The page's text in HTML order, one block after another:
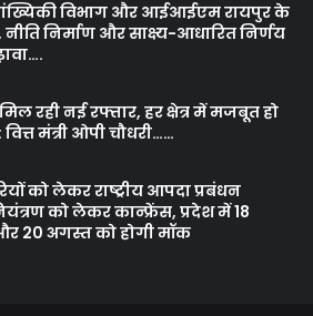
विभाग और आईआईएम रायपुर के
निर्माण और साक्ष्य-आधारित निर्णय
रही नई रफ्तार, हर क्षेत्र में मजबूत हो
मंत्री ओपी चौधरी……
को लेकर राष्ट्रीय आपदा प्रबंधन
को लेकर कान्फ्रेंस, प्रदेश में 18
20 अगस्त को होगी मॉक